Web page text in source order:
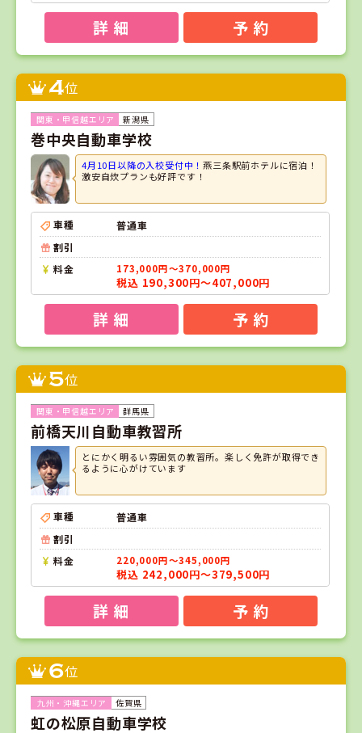
詳 細 予 約
4位
新潟県
巻中央自動車学校
4月10日以降の入校受付中！燕三条駅前ホテルに宿泊！
激安自炊プランも好評です！
車種
普通車
割引
料金
173,000円～370,000円
税込 190,300円～407,000円
詳 細 予 約
5位
群馬県
前橋天川自動車教習所
とにかく明るい雰囲気の教習所。楽しく免許が取得でき
るように心がけています
車種
普通車
割引
料金
220,000円～345,000円
税込 242,000円～379,500円
詳 細 予 約
6位
佐賀県
虹の松原自動車学校